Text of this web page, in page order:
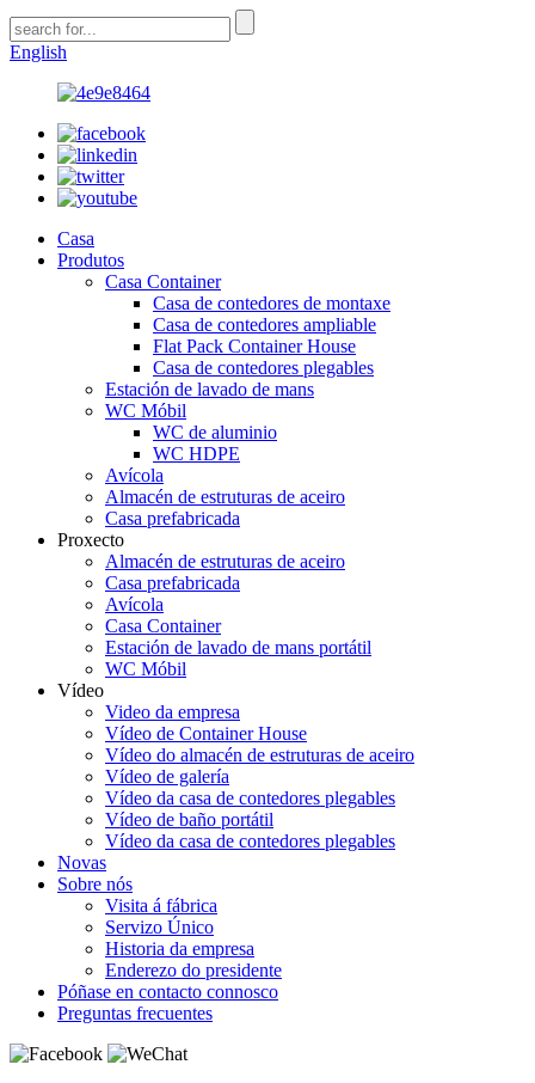
English
Casa
Produtos
Casa Container
Casa de contedores de montaxe
Casa de contedores ampliable
Flat Pack Container House
Casa de contedores plegables
Estación de lavado de mans
WC Móbil
WC de aluminio
WC HDPE
Avícola
Almacén de estruturas de aceiro
Casa prefabricada
Proxecto
Almacén de estruturas de aceiro
Casa prefabricada
Avícola
Casa Container
Estación de lavado de mans portátil
WC Móbil
Vídeo
Video da empresa
Vídeo de Container House
Vídeo do almacén de estruturas de aceiro
Vídeo de galería
Vídeo da casa de contedores plegables
Vídeo de baño portátil
Vídeo da casa de contedores plegables
Novas
Sobre nós
Visita á fábrica
Servizo Único
Historia da empresa
Enderezo do presidente
Póñase en contacto connosco
Preguntas frecuentes